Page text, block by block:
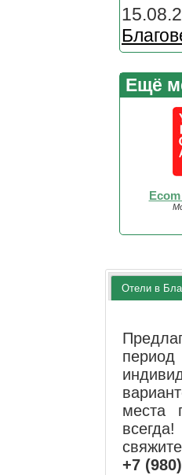
Ещё
Отели в
места
+7